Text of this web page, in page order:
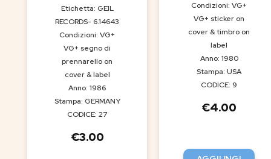
Etichetta: GEIL
RECORDS- 6.14643
Condizioni: VG+
VG+ segno di
prennarello on
cover & label
Anno: 1986
Stampa: GERMANY
CODICE: 27
€3.00
Condizioni: VG+
VG+ sticker on
cover & timbro on
label
Anno: 1980
Stampa: USA
CODICE: 9
€4.00